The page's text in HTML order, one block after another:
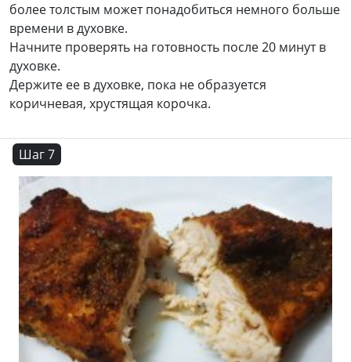
более толстым может понадобиться немного больше
времени в духовке.
Начните проверять на готовность после 20 минут в
духовке.
Держите ее в духовке, пока не образуется
коричневая, хрустящая корочка.
Шаг 7